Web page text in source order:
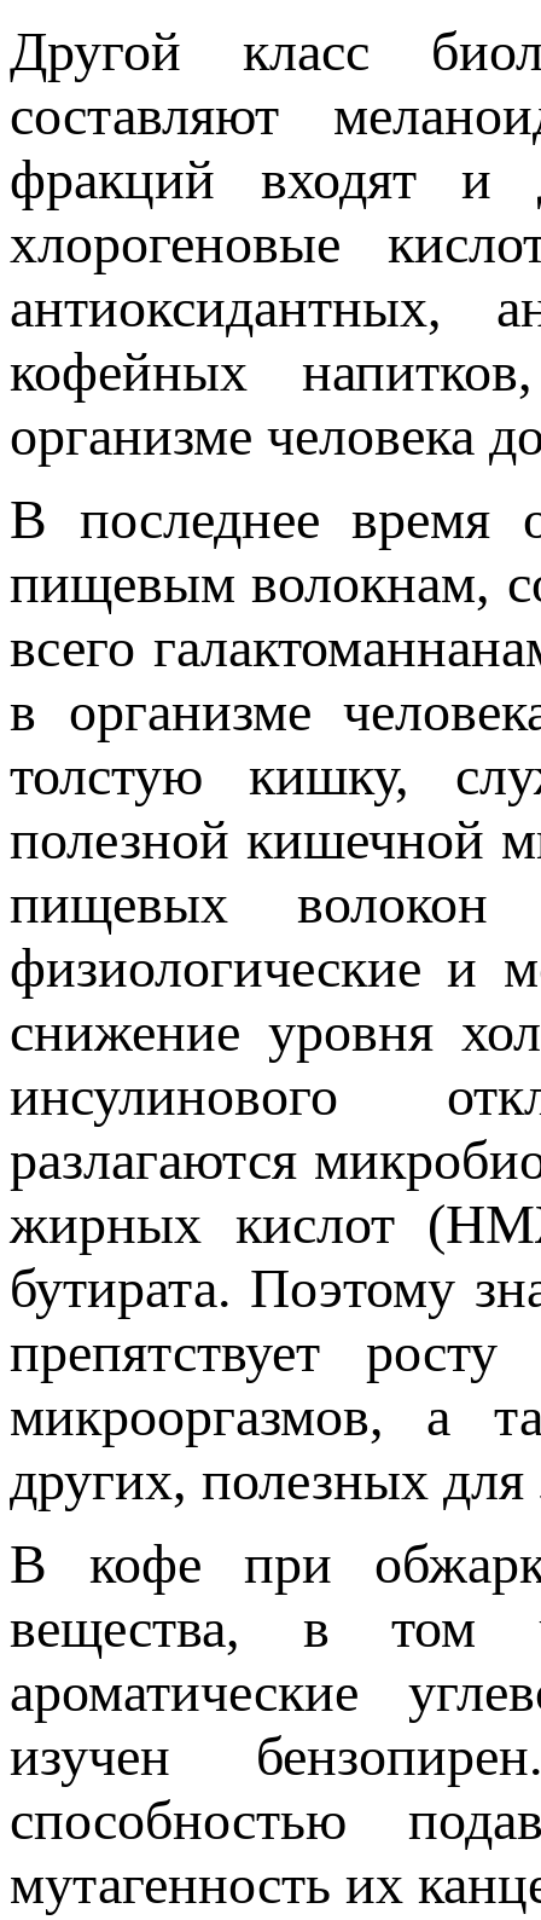
Другой класс
составляют
фракций входят и
хлорогеновые
антиоксидантных,
кофейных
организме человека
В последнее время
пищевым волокнам,
всего
в организме
толстую кишку,
полезной кишечной
пищевых волокон
физиологические и
снижение уровня
инсулинового
разлагаются
жирных кислот
бутирата. Поэтому
препятствует
микрооргазмов, а
других, полезных
В кофе при
вещества, в том
ароматические
изучен
способностью
мутагенность их